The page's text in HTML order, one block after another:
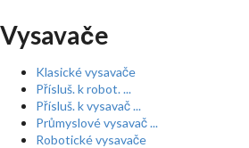
Vysavače
Klasické vysavače
Přísluš. k robot. ...
Přísluš. k vysavač ...
Průmyslové vysavač ...
Robotické vysavače